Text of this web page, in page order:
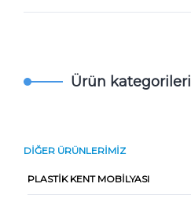
Ürün kategorileri
DIĞER ÜRÜNLERIMIZ
PLASTIK KENT MOBILYASI